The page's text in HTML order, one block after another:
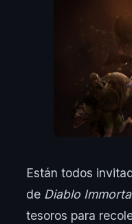
Están todos
de Diablo
tesoros para